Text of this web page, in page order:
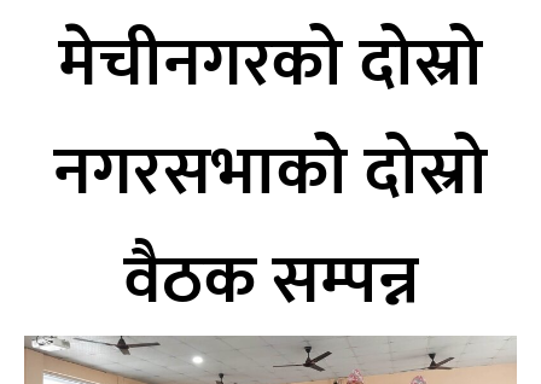
मेचीनगरको दोस्रो
नगरसभाकोे दोस्रो
वैठक सम्पन्न